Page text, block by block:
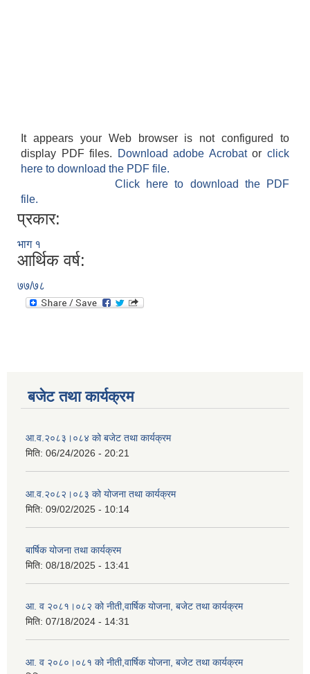
It appears your Web browser is not configured to
display PDF files.
Download adobe Acrobatorclick
here to download the PDF file.
Click here to download the PDF
file.
प्रकार:
भाग १
आर्थिक वर्ष:
७७/७८
बजेट तथा कार्यक्रम
आ.व.२०८३।०८४ को बजेट तथा कार्यक्रम
मिति: 06/24/2026 - 20:21
आ.व.२०८२।०८३ को योजना तथा कार्यक्रम
मिति: 09/02/2025 - 10:14
बार्षिक योजना तथा कार्यक्रम
मिति: 08/18/2025 - 13:41
आ. व २०८१।०८२ को नीती,वार्षिक योजना, बजेट तथा कार्यक्रम
मिति: 07/18/2024 - 14:31
आ. व २०८०।०८१ को नीती,वार्षिक योजना, बजेट तथा कार्यक्रम